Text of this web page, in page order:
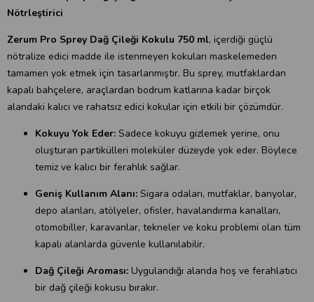
Nötrleştirici
Zerum Pro Sprey Dağ Çileği Kokulu 750 ml, içerdiği güçlü
nötralize edici madde ile istenmeyen kokuları maskelemeden
tamamen yok etmek için tasarlanmıştır. Bu sprey, mutfaklardan
kapalı bahçelere, araçlardan bodrum katlarına kadar birçok
alandaki kalıcı ve rahatsız edici kokular için etkili bir çözümdür.
Kokuyu Yok Eder: Sadece kokuyu gizlemek yerine, onu
oluşturan partikülleri moleküler düzeyde yok eder. Böylece
temiz ve kalıcı bir ferahlık sağlar.
Geniş Kullanım Alanı: Sigara odaları, mutfaklar, banyolar,
depo alanları, atölyeler, ofisler, havalandırma kanalları,
otomobiller, karavanlar, tekneler ve koku problemi olan tüm
kapalı alanlarda güvenle kullanılabilir.
Dağ Çileği Aroması: Uygulandığı alanda hoş ve ferahlatıcı
bir dağ çileği kokusu bırakır.